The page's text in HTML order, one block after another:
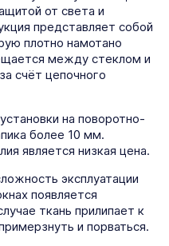
от света и
представляет собой
плотно намотано
между стеклом и
счёт цепочного
на поворотно-
более 10 мм.
является низкая цена.
эксплуатации
появляется
ткань прилипает к
и порваться.